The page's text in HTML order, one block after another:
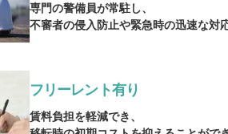
専門の警備員が常駐し、
不審者の侵入防止や緊急時の迅速な対
フリーレント有り
賃料負担を軽減でき、